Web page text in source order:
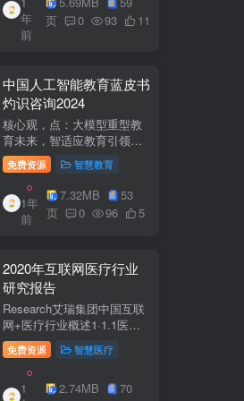
参编綦兵、谷金辉、温庆
福、王丹、岳...
年
前
页
0 93 11
中国人工智能教育蓝皮书
灼识咨询2024
核心观，点：大模型重型教
育未来，智适应教育引领
A+教有新纪元灼识咨询
China inshts Consultancy帆
观：深剂：洞来：失减：全
球故有革新浪湘2学习机妆占
硬件查头智道，应学习机市
免费资源 智慧教育
1年
前
7.32MB
53
页
0 96 5
2020年互联网医疗行业
研究报告
Research艾瑞集团中国互联
网+医疗行业概述1·1.1医疗
行业困境中国互联网+医疗行
业现状2中国互联网+医疗用
户行为洞察3中国互联网+医
疗热门赛道分析4中国互联网
免费资源 智慧医疗
1
2.74MB
70